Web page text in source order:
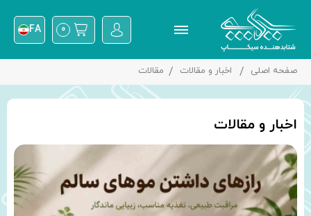
0
FA
صفحه اصلی اخبار و مقالات مقالات
اخبار و مقالات